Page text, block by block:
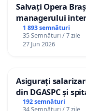
Salvați Opera
managerului
1 893 semnături
35 Semnături / 7 zile
27 Jun 2026
Asigurați
din DGASPC și
192 semnături